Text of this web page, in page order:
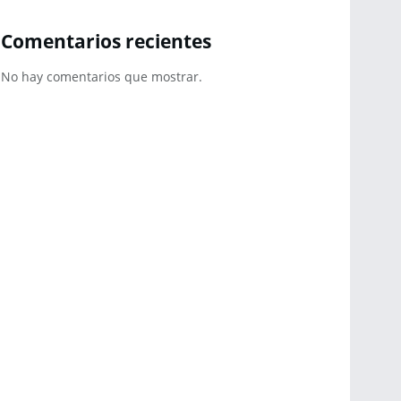
Comentarios recientes
No hay comentarios que mostrar.